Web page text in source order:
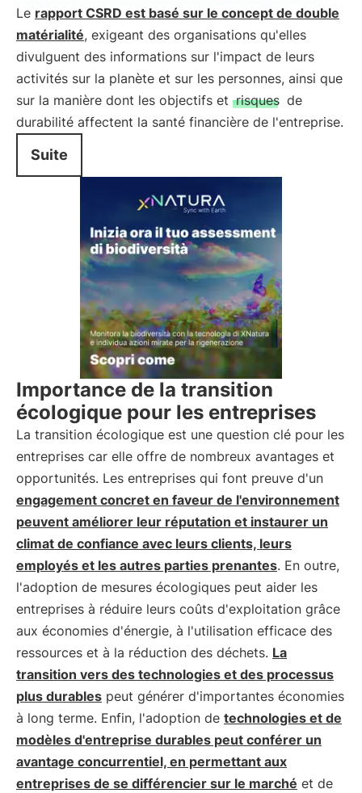
Le rapport CSRD est basé sur le concept de double
matérialité, exigeant des organisations qu'elles
divulguent des informations sur l'impact de leurs
activités sur la planète et sur les personnes, ainsi que
sur la manière dont les objectifs et risques de
durabilité affectent la santé financière de l'entreprise.
Suite
Importance de la transition
écologique pour les entreprises
La transition écologique est une question clé pour les
entreprises car elle offre de nombreux avantages et
opportunités. Les entreprises qui font preuve d'un
engagement concret en faveur de l'environnement
peuvent améliorer leur réputation et instaurer un
climat de confiance avec leurs clients, leurs
employés et les autres parties prenantes. En outre,
l'adoption de mesures écologiques peut aider les
entreprises à réduire leurs coûts d'exploitation grâce
aux économies d'énergie, à l'utilisation efficace des
ressources et à la réduction des déchets. La
transition vers des technologies et des processus
plus durables peut générer d'importantes économies
à long terme. Enfin, l'adoption de technologies et de
modèles d'entreprise durables peut conférer un
avantage concurrentiel, en permettant aux
entreprises de se différencier sur le marché et de